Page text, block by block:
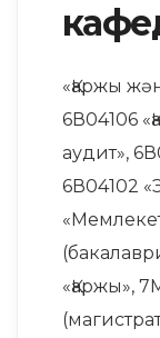
«Қаржы
6В04106
аудит»,
6В04102
«Қаржы»,